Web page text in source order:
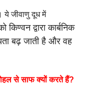
ये जीवाणु दूध में
किण्वन द्वारा कार्बनिक
बढ़ जाती है और वह
से साफ क्यों करते हैं?